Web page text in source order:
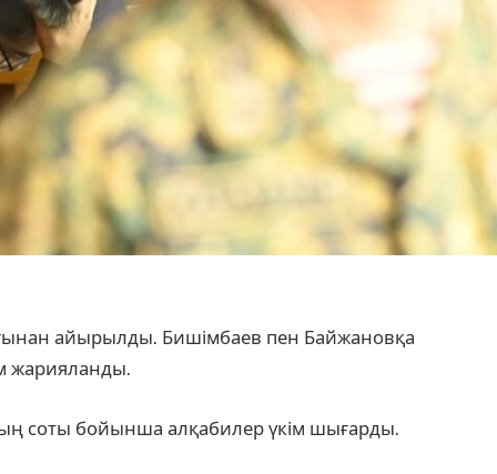
айырылды. Бишімбаев пен Байжановқа
жарияланды.
соты бойынша алқабилер үкім шығарды.